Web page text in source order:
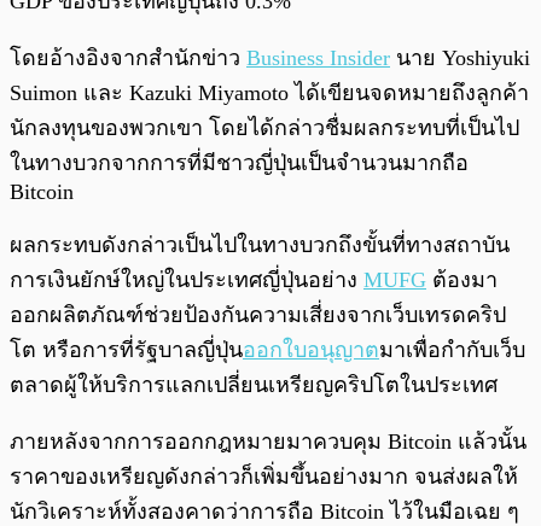
โดยอ้างอิงจากสำนักข่าว Business Insider นาย Yoshiyuki
Suimon และ Kazuki Miyamoto ได้เขียนจดหมายถึงลูกค้า
นักลงทุนของพวกเขา โดยได้กล่าวชื่มผลกระทบที่เป็นไป
ในทางบวกจากการที่มีชาวญี่ปุ่นเป็นจำนวนมากถือ
Bitcoin
ผลกระทบดังกล่าวเป็นไปในทางบวกถึงขั้นที่ทางสถาบัน
การเงินยักษ์ใหญ่ในประเทศญี่ปุ่นอย่าง MUFG ต้องมา
ออกผลิตภัณฑ์ช่วยป้องกันความเสี่ยงจากเว็บเทรดคริป
โต หรือการที่รัฐบาลญี่ปุ่นออกใบอนุญาตมาเพื่อกำกับเว็บ
ตลาดผู้ให้บริการแลกเปลี่ยนเหรียญคริปโตในประเทศ
ภายหลังจากการออกกฎหมายมาควบคุม Bitcoin แล้วนั้น
ราคาของเหรียญดังกล่าวก็เพิ่มขึ้นอย่างมาก จนส่งผลให้
นักวิเคราะห์ทั้งสองคาดว่าการถือ Bitcoin ไว้ในมือเฉย ๆ